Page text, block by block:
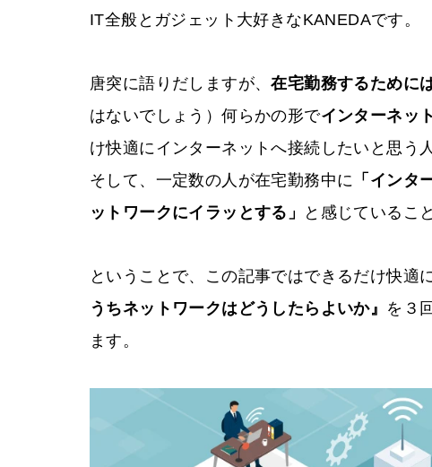
IT全般とガジェット大好きなKANEDAです。
唐突に語りだしますが、在宅勤務するために
はないでしょう）何らかの形でインターネッ
け快適にインターネットへ接続したいと思う
そして、一定数の人が在宅勤務中に 「インタ
ットワークにイラッとする」
と感じているこ
ということで、この記事ではできるだけ快適
うちネットワークはどうしたらよいか』 を３
ます。